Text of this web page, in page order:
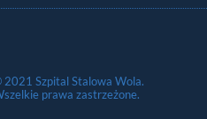
2021 Szpital Stalowa Wola.
prawa zastrzeżone.